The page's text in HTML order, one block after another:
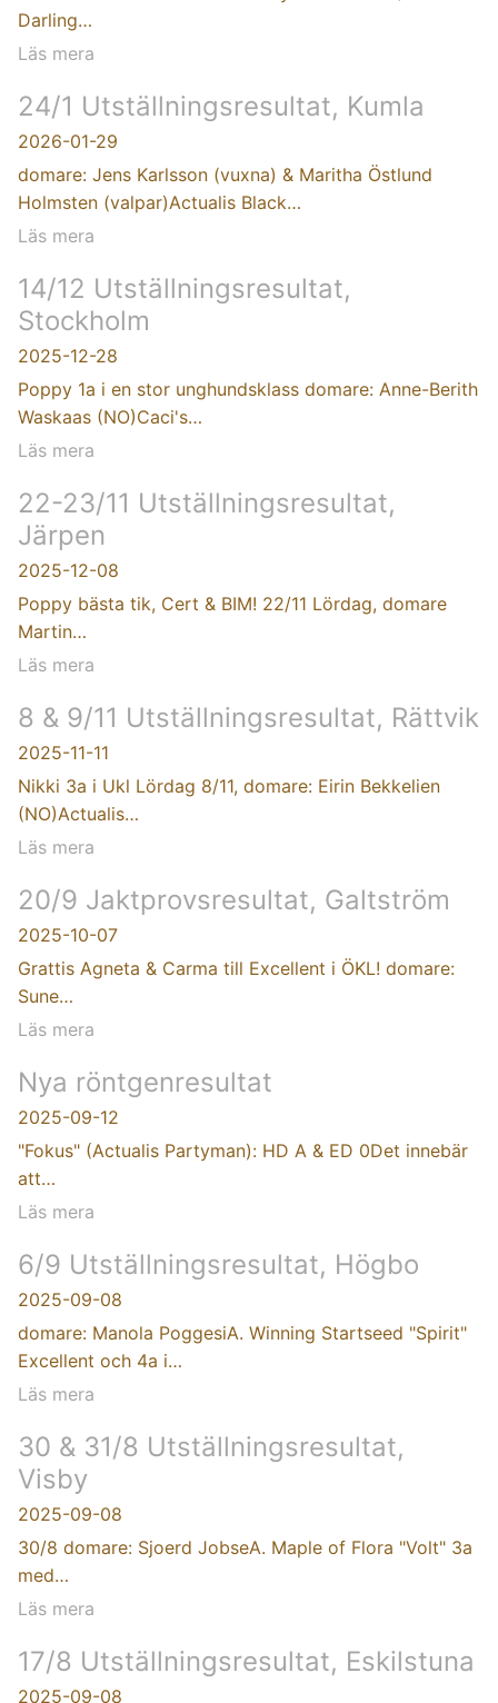
Darling…
Läs mera
24/1 Utställningsresultat, Kumla
2026-01-29
domare: Jens Karlsson (vuxna) & Maritha Östlund
Holmsten (valpar)Actualis Black…
Läs mera
14/12 Utställningsresultat,
Stockholm
2025-12-28
Poppy 1a i en stor unghundsklass domare: Anne-Berith
Waskaas (NO)Caci's…
Läs mera
22-23/11 Utställningsresultat,
Järpen
2025-12-08
Poppy bästa tik, Cert & BIM! 22/11 Lördag, domare
Martin…
Läs mera
8 & 9/11 Utställningsresultat, Rättvik
2025-11-11
Nikki 3a i Ukl Lördag 8/11, domare: Eirin Bekkelien
(NO)Actualis…
Läs mera
20/9 Jaktprovsresultat, Galtström
2025-10-07
Grattis Agneta & Carma till Excellent i ÖKL! domare:
Sune…
Läs mera
Nya röntgenresultat
2025-09-12
"Fokus" (Actualis Partyman): HD A & ED 0Det innebär
att…
Läs mera
6/9 Utställningsresultat, Högbo
2025-09-08
domare: Manola PoggesiA. Winning Startseed "Spirit"
Excellent och 4a i…
Läs mera
30 & 31/8 Utställningsresultat,
Visby
2025-09-08
30/8 domare: Sjoerd JobseA. Maple of Flora "Volt" 3a
med…
Läs mera
17/8 Utställningsresultat, Eskilstuna
2025-09-08